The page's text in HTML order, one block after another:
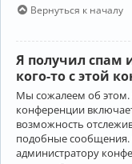
Вернуться к началу
Я получил спам
кого-то с этой
Мы сожалеем об
конференции
возможность
подобные
администратору